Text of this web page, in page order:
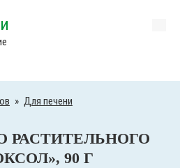
» Для печени
РАСТИТЕЛЬНОГО
90 Г